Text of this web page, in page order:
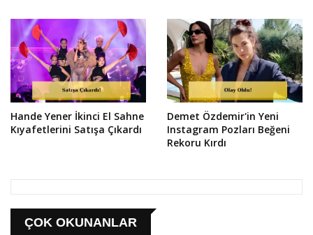
Hande Yener İkinci El Sahne
Kıyafetlerini Satışa Çıkardı
Demet Özdemir'in Yeni
Instagram Pozları Beğeni
Rekoru Kırdı
ÇOK OKUNANLAR